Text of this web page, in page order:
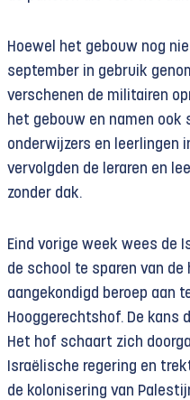
Hoewel het gebouw nog
september in gebruik
verschenen de militairen
het gebouw en namen ook
onderwijzers en leerlingen
vervolgden de leraren en
zonder dak.
Eind vorige week wees de
de school te sparen van de
aangekondigd beroep aan
Hooggerechtshof. De
Het hof schaart zich
Israëlische regering en
de kolonisering van